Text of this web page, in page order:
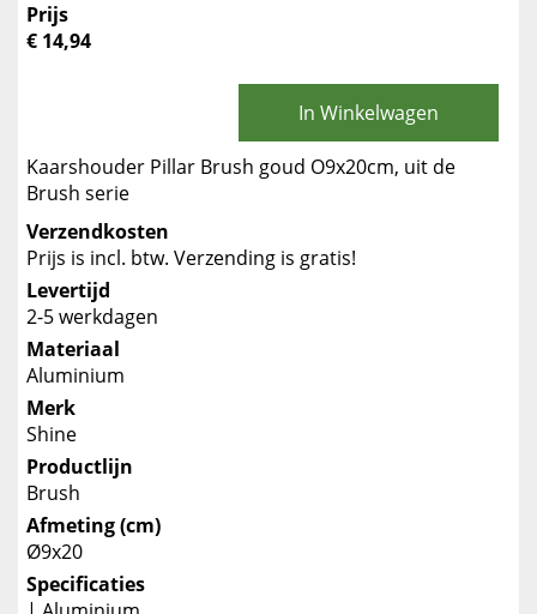
Prijs
€ 14,94
In Winkelwagen
Kaarshouder Pillar Brush goud O9x20cm, uit de
Brush serie
Verzendkosten
Prijs is incl. btw. Verzending is gratis!
Levertijd
2-5 werkdagen
Materiaal
Aluminium
Merk
Shine
Productlijn
Brush
Afmeting (cm)
Ø9x20
Specificaties